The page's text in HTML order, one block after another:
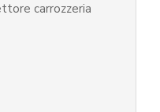
carrozzeria